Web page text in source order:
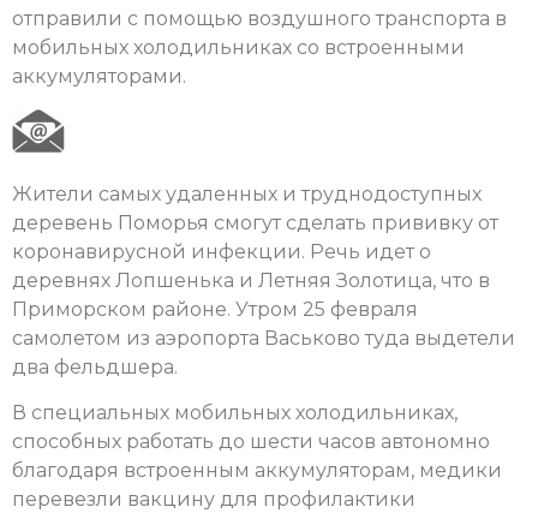
отправили с помощью воздушного транспорта в
мобильных холодильниках со встроенными
аккумуляторами.
Жители самых удаленных и труднодоступных
деревень Поморья смогут сделать прививку от
коронавирусной инфекции. Речь идет о
деревнях Лопшенька и Летняя Золотица, что в
Приморском районе. Утром 25 февраля
самолетом из аэропорта Васьково туда выдетели
два фельдшера.
В специальных мобильных холодильниках,
способных работать до шести часов автономно
благодаря встроенным аккумуляторам, медики
перевезли вакцину для профилактики